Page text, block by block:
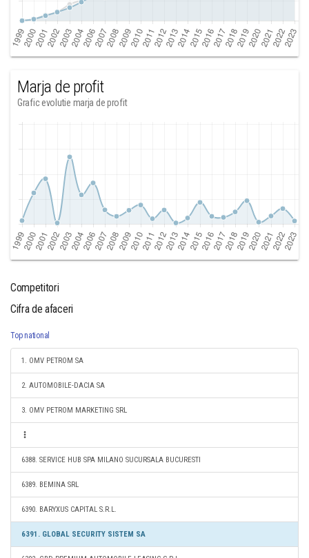
Marja de profit
Grafic evolutie marja de profit
Competitori
Cifra de afaceri
Top national
1. OMV PETROM SA
2. AUTOMOBILE-DACIA SA
3. OMV PETROM MARKETING SRL
6388. SERVICE HUB SPA MILANO SUCURSALA BUCURESTI
6389. BEMINA SRL
6390. BARYXUS CAPITAL S.R.L.
6391. GLOBAL SECURITY SISTEM SA